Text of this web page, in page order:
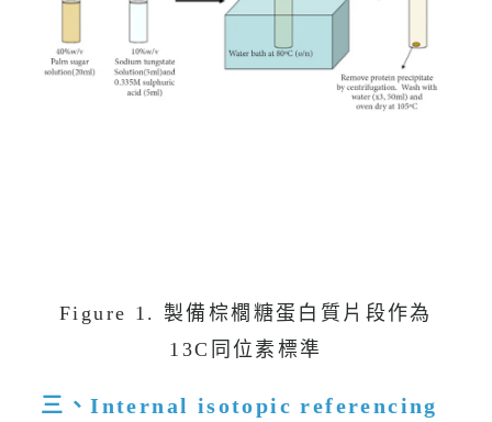
棕櫚糖應具有典型的C3碳同位素特
將二氧化碳轉換為C3碳水化合物(3-